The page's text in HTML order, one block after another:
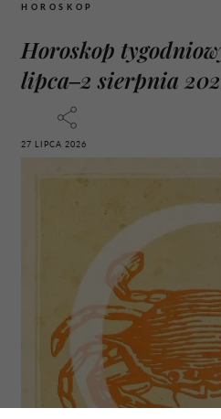
HOROSKOP
Horoskop
lipca–2 sierpnia
27 LIPCA 2026